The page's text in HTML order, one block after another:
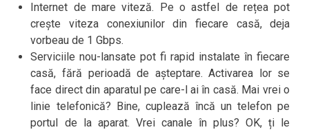
Internet de mare viteză. Pe o astfel de rețea pot
crește viteza conexiunilor din fiecare casă, deja
vorbeau de 1 Gbps.
Serviciile nou-lansate pot fi rapid instalate în fiecare
casă, fără perioadă de așteptare. Activarea lor se
face direct din aparatul pe care-l ai în casă. Mai vrei o
linie telefonică? Bine, cuplează încă un telefon pe
portul de la aparat. Vrei canale în plus? OK, ți le